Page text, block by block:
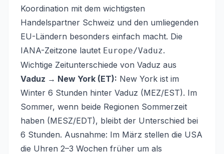
Koordination mit dem wichtigsten
Handelspartner Schweiz und den umliegenden
EU-Ländern besonders einfach macht. Die
IANA-Zeitzone lautet Europe/Vaduz.
Wichtige Zeitunterschiede von Vaduz aus
Vaduz → New York (ET): New York ist im
Winter 6 Stunden hinter Vaduz (MEZ/EST). Im
Sommer, wenn beide Regionen Sommerzeit
haben (MESZ/EDT), bleibt der Unterschied bei
6 Stunden. Ausnahme: Im März stellen die USA
die Uhren 2–3 Wochen früher um als